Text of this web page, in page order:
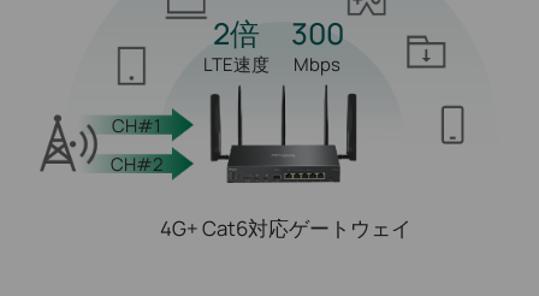
CH#1
CH#2
2倍
LTE速度
300
Mbps
4G+ Cat6対応ゲートウェイ